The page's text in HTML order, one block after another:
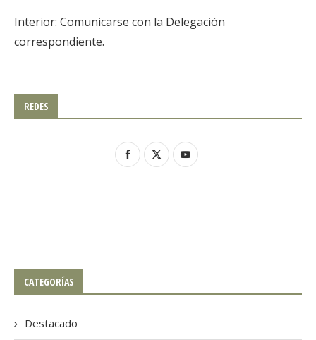
Interior: Comunicarse con la Delegación
correspondiente.
REDES
CATEGORÍAS
Destacado